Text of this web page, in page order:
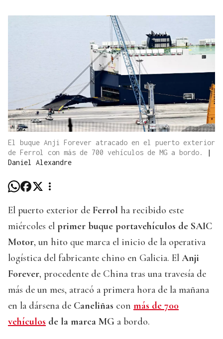
El buque Anji Forever atracado en el puerto exterior
de Ferrol con más de 700 vehículos de MG a bordo.
|
Daniel Alexandre
El puerto exterior de Ferrol ha recibido este
miércoles el primer buque portavehículos de SAIC
Motor, un hito que marca el inicio de la operativa
logística del fabricante chino en Galicia. El Anji
Forever, procedente de China tras una travesía de
más de un mes, atracó a primera hora de la mañana
en la dársena de Caneliñas con más de 700
vehículos de la marca MG a bordo.